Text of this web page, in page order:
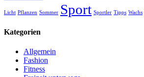
Licht Pflanzen Sommer Sport Sportler Tipps Wachs
Kategorien
Allgemein
Fashion
Fitness